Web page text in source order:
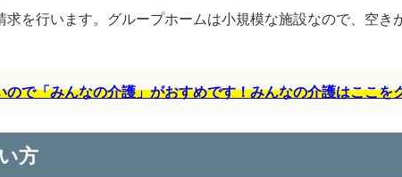
を行います。グループホームは小規模な施設なので、空き
で「みんなの介護」がおすめです！みんなの介護はここを
方